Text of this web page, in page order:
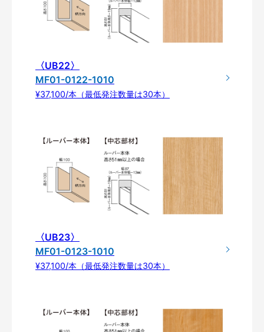
〈UB22〉
MF01-0122-1010
¥37,100/本（最低発注数量は30本）
〈UB23〉
MF01-0123-1010
¥37,100/本（最低発注数量は30本）